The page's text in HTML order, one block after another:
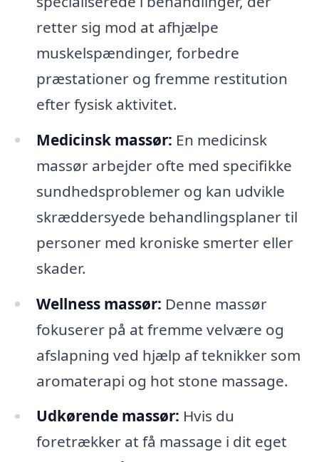
retter sig mod at afhjælpe
muskelspændinger, forbedre
præstationer og fremme restitution
efter fysisk aktivitet.
Medicinsk massør: En medicinsk
massør arbejder ofte med specifikke
sundhedsproblemer og kan udvikle
skræddersyede behandlingsplaner til
personer med kroniske smerter eller
skader.
Wellness massør: Denne massør
fokuserer på at fremme velvære og
afslapning ved hjælp af teknikker som
aromaterapi og hot stone massage.
Udkørende massør: Hvis du
foretrækker at få massage i dit eget